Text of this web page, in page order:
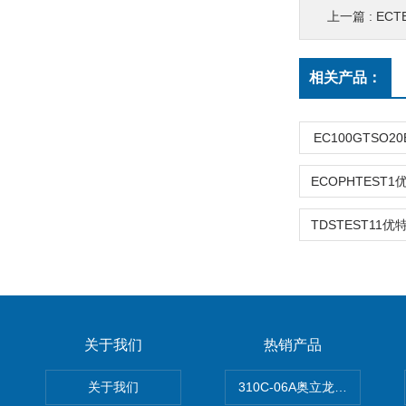
上一篇 :
相关产品：
关于我们
关于我们
热销产品
310C-06A奥立龙实验室台式